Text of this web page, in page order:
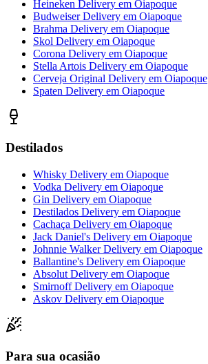
Heineken Delivery em Oiapoque
Budweiser Delivery em Oiapoque
Brahma Delivery em Oiapoque
Skol Delivery em Oiapoque
Corona Delivery em Oiapoque
Stella Artois Delivery em Oiapoque
Cerveja Original Delivery em Oiapoque
Spaten Delivery em Oiapoque
Destilados
Whisky Delivery em Oiapoque
Vodka Delivery em Oiapoque
Gin Delivery em Oiapoque
Destilados Delivery em Oiapoque
Cachaça Delivery em Oiapoque
Jack Daniel's Delivery em Oiapoque
Johnnie Walker Delivery em Oiapoque
Ballantine's Delivery em Oiapoque
Absolut Delivery em Oiapoque
Smirnoff Delivery em Oiapoque
Askov Delivery em Oiapoque
Para sua ocasião